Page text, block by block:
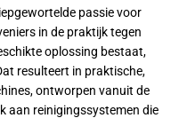
passie voor
in de praktijk tegen
oplossing bestaat,
resulteert in praktische,
ontworpen vanuit de
aan reinigingssystemen die